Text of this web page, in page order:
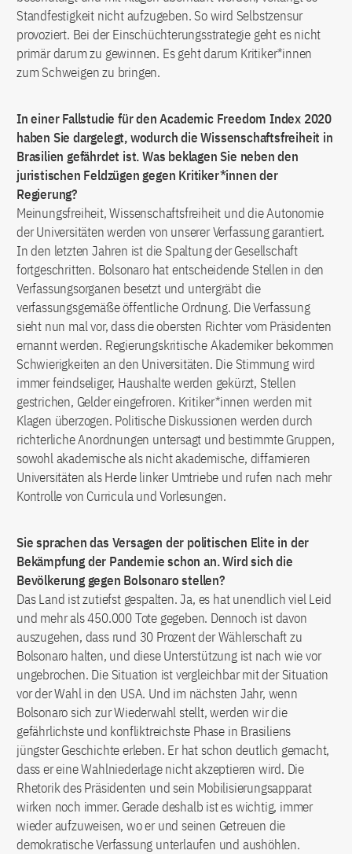
Standfestigkeit nicht aufzugeben. So wird Selbstzensur
provoziert. Bei der Einschüchterungsstrategie geht es nicht
primär darum zu gewinnen. Es geht darum Kritiker*innen
zum Schweigen zu bringen.
In einer Fallstudie für den Academic Freedom Index 2020
haben Sie dargelegt, wodurch die Wissenschaftsfreiheit in
Brasilien gefährdet ist. Was beklagen Sie neben den
juristischen Feldzügen gegen Kritiker*innen der
Regierung?
Meinungsfreiheit, Wissenschaftsfreiheit und die Autonomie
der Universitäten werden von unserer Verfassung garantiert.
In den letzten Jahren ist die Spaltung der Gesellschaft
fortgeschritten. Bolsonaro hat entscheidende Stellen in den
Verfassungsorganen besetzt und untergräbt die
verfassungsgemäße öffentliche Ordnung. Die Verfassung
sieht nun mal vor, dass die obersten Richter vom Präsidenten
ernannt werden. Regierungskritische Akademiker bekommen
Schwierigkeiten an den Universitäten. Die Stimmung wird
immer feindseliger, Haushalte werden gekürzt, Stellen
gestrichen, Gelder eingefroren. Kritiker*innen werden mit
Klagen überzogen. Politische Diskussionen werden durch
richterliche Anordnungen untersagt und bestimmte Gruppen,
sowohl akademische als nicht akademische, diffamieren
Universitäten als Herde linker Umtriebe und rufen nach mehr
Kontrolle von Curricula und Vorlesungen.
Sie sprachen das Versagen der politischen Elite in der
Bekämpfung der Pandemie schon an. Wird sich die
Bevölkerung gegen Bolsonaro stellen?
Das Land ist zutiefst gespalten. Ja, es hat unendlich viel Leid
und mehr als 450.000 Tote gegeben. Dennoch ist davon
auszugehen, dass rund 30 Prozent der Wählerschaft zu
Bolsonaro halten, und diese Unterstützung ist nach wie vor
ungebrochen. Die Situation ist vergleichbar mit der Situation
vor der Wahl in den USA. Und im nächsten Jahr, wenn
Bolsonaro sich zur Wiederwahl stellt, werden wir die
gefährlichste und konfliktreichste Phase in Brasiliens
jüngster Geschichte erleben. Er hat schon deutlich gemacht,
dass er eine Wahlniederlage nicht akzeptieren wird. Die
Rhetorik des Präsidenten und sein Mobilisierungsapparat
wirken noch immer. Gerade deshalb ist es wichtig, immer
wieder aufzuweisen, wo er und seinen Getreuen die
demokratische Verfassung unterlaufen und aushöhlen.